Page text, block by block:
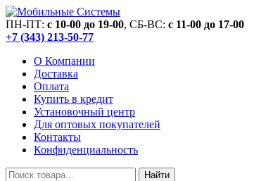
ПН-ПТ: c 10-00 до 19-00, СБ-ВС: c 11-00 до 17-00
+7 (343) 213-50-77
О Компании
Доставка
Оплата
Купить в кредит
Установочный центр
Для оптовых покупателей
Контакты
Конфиденциальность
Найти